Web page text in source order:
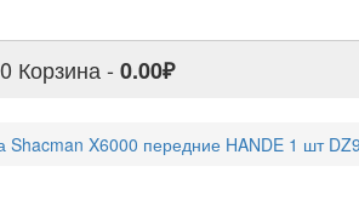
0 Корзина - 0.00₽
X6000 передние HANDE 1 шт